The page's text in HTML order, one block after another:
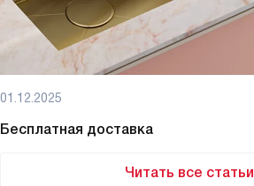
01.12.2025
Бесплатная доставка
Читать все статьи